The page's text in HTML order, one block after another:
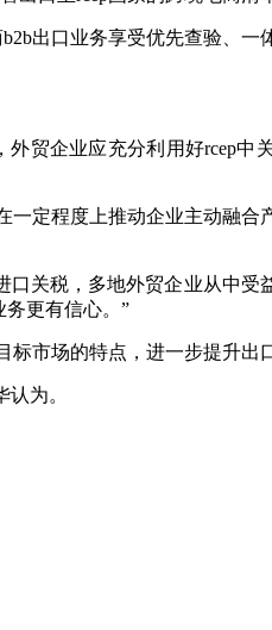
出口业务享受优先查验、一
贸企业应充分利用好rcep中
一定程度上推动企业主动融
关税，多地外贸企业从中受
务更有信心。”
市场的特点，进一步提升出
为。